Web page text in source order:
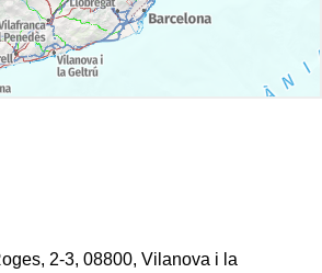
2-3, 08800, Vilanova i la